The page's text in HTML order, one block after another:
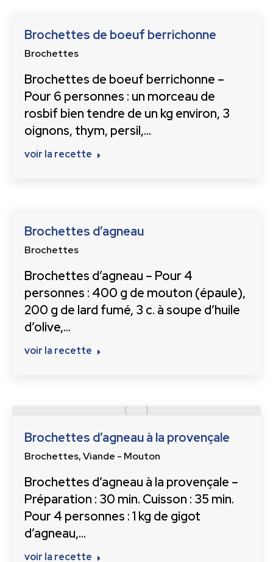
Brochettes de boeuf berrichonne
Brochettes
Brochettes de boeuf berrichonne –
Pour 6 personnes : un morceau de
rosbif bien tendre de un kg environ, 3
oignons, thym, persil,…
voir la recette
Brochettes d’agneau
Brochettes
Brochettes d’agneau – Pour 4
personnes : 400 g de mouton (épaule),
200 g de lard fumé, 3 c. à soupe d’huile
d’olive,…
voir la recette
Brochettes d’agneau à la provençale
Brochettes,Viande - Mouton
Brochettes d’agneau à la provençale –
Préparation : 30 min. Cuisson : 35 min.
Pour 4 personnes : 1 kg de gigot
d’agneau,…
voir la recette